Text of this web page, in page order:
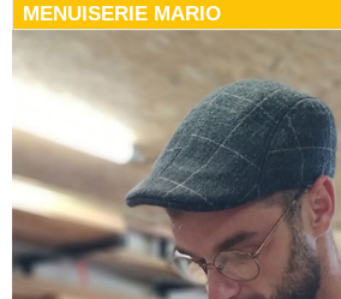
MENUISERIE MARIO